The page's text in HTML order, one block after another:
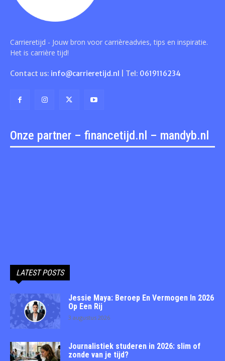
Carrieretijd - Jouw bron voor carrièreadvies, tips en inspiratie.
Het is carrière tijd!
Contact us: info@carrieretijd.nl | Tel: 0619116234
Onze partner – financetijd.nl – mandyb.nl
LATEST POSTS
Jessie Maya: Beroep En Vermogen In 2026
Op Een Rij
3 augustus 2026
Journalistiek studeren in 2026: slim of
zonde van je tijd?